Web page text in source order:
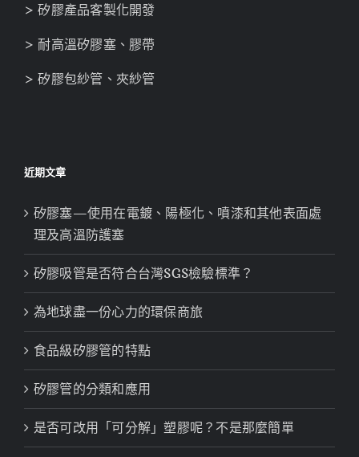
> 矽膠產品客製化開發
> 耐高溫矽膠塞、膠帶
> 矽膠包紗管、夾紗管
近期文章
矽膠塞—使用在電鍍、陽極化、噴漆和其他表面處
理及高溫防護塞
矽膠吸管是否符合台灣SGS檢驗標準？
為地球盡一份心力的環保商旅
食品級矽膠管的特點
矽膠管的分類和應用
是否可改用「可分解」塑膠呢？不是那麼簡單